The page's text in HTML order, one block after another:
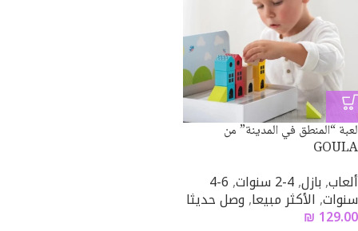
لعبة “المنطق في المدينة” من
GOULA
ألعاب,بازل,4-2 سنوات ,
6-4
سنوات, الأكثر مبيعا,وصل حديثا
₪ 129.00